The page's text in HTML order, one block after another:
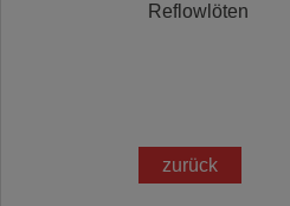
Reflowlöten
zurück